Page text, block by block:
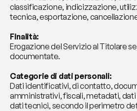
classificazione, indicizzazione,
tecnica, esportazione,
Finalità:
Erogazione del Servizio al Titolare
documentate.
Categorie di dati personali:
Dati identificativi, di contatto,
amministrativi, fiscali, metadati, dati
dati tecnici, secondo il perimetro